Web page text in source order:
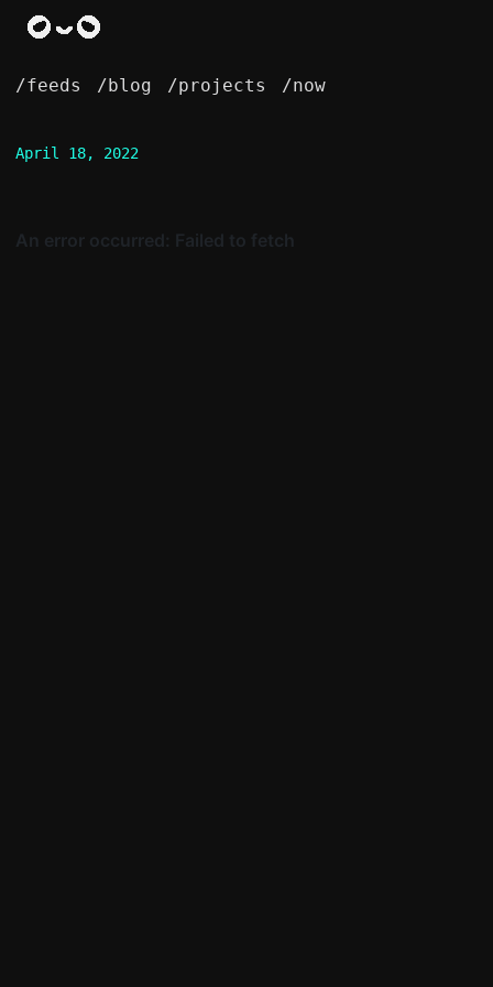
/feeds /blog /projects /now
April 18, 2022